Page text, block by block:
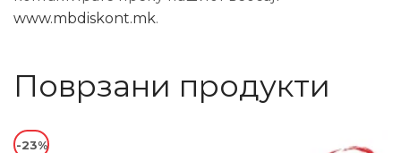
www.mbdiskont.mk.
Поврзани продукти
-23%